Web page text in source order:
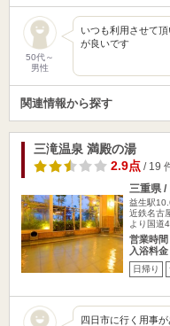
50代～
男性
いつも利用させて
が良いです
関連情報から探す
三滝温泉 満殿の湯
2.9点/ 19
三重県 /
益生駅
近鉄名古
より国道
営業時
入浴料
日帰り
四日市に行く用事